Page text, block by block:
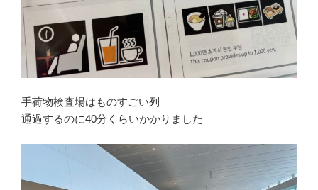
手荷物検査場はものすごい列
通過するのに40分くらいかかりました